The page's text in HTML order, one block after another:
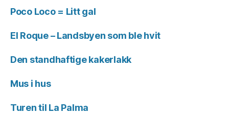
Poco Loco = Litt gal
El Roque – Landsbyen som ble hvit
Den standhaftige kakerlakk
Mus i hus
Turen til La Palma